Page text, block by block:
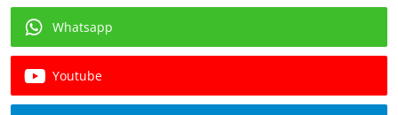
Whatsapp
Youtube